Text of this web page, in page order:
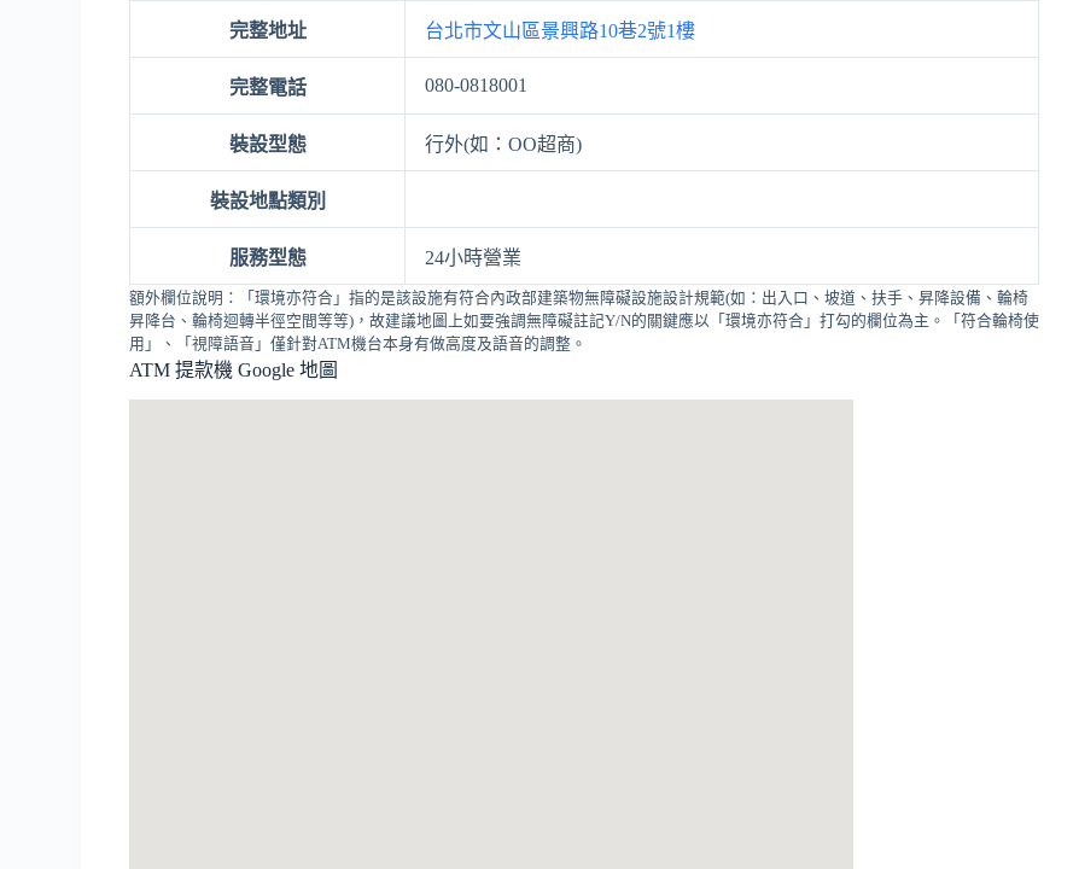
完整地址 台北市文山區景興路10巷2號1樓
完整電話 080-0818001
裝設型態 行外(如：OO超商)
裝設地點類別
服務型態 24小時營業
額外欄位說明：「環境亦符合」指的是該設施有符合內政部建築物無障礙設施設計規範(如：出入口、坡道、扶手、昇降設備、輪椅
昇降台、輪椅迴轉半徑空間等等)，故建議地圖上如要強調無障礙註記Y/N的關鍵應以「環境亦符合」打勾的欄位為主。「符合輪椅使
用」、「視障語音」僅針對ATM機台本身有做高度及語音的調整。
ATM 提款機 Google 地圖